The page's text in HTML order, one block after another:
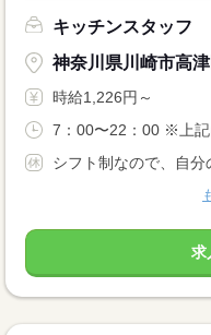
キッチンスタッフ
神奈川県川崎市高
時給1,226円～
7：00〜22：00 ※上記
シフト制なので、自分
求